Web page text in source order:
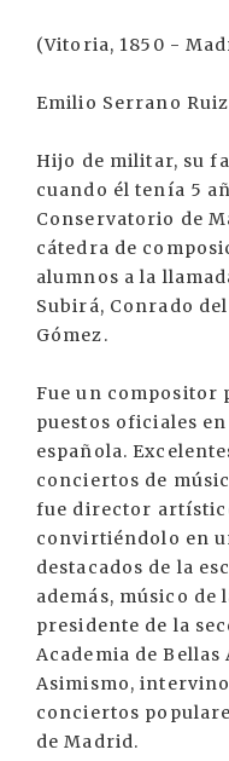
(Vitoria, 1850 -
Emilio Serrano
Hijo de militar, su
cuando él tenía 5
Conservatorio de
cátedra de
alumnos a la
Subirá, Conrado
Gómez.
Fue un compositor
puestos oficiales
española.
conciertos de
fue director
convirtiéndolo en
destacados de la
además, músico
presidente de la
Academia de
Asimismo,
conciertos
de Madrid.